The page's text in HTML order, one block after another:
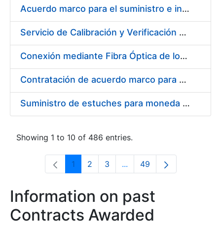
Acuerdo marco para el suministro e instalación de persianas, estores y otros complementos
Servicio de Calibración y Verificación Externa de los Equipos de Medición del Servicio de Prevención de la FNMT-RCM
Conexión mediante Fibra Óptica de los Centros de Proceso de Datos (CPDs) de las sedes de la FNMT-RCM de Burgos y Madrid
Contratación de acuerdo marco para el Suministro de Material de Electricidad para la Fábrica Nacional de Moneda y Timbre-Real Casa de la Moneda en su centro de trabajo de Burgos
Suministro de estuches para moneda de 30 €
Showing 1 to 10 of 486 entries.
Page
1 Page
2 Page
3 ...Intermediate Pages Use
Page
49
Information on past
Contracts Awarded